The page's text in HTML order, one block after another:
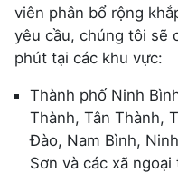
viên phân bổ rộng
yêu cầu, chúng tôi sẽ
phút tại các khu vực:
Thành phố Ninh
Thành, Tân Thành,
Đào, Nam Bình,
Sơn và các xã ngoại